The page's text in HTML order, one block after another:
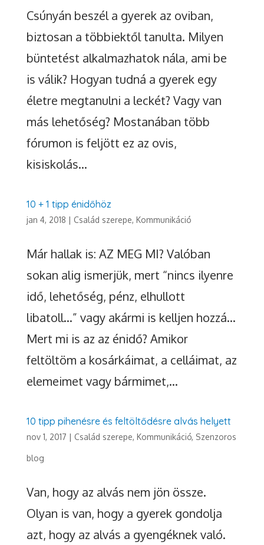
Csúnyán beszél a gyerek az oviban,
biztosan a többiektől tanulta. Milyen
büntetést alkalmazhatok nála, ami be
is válik? Hogyan tudná a gyerek egy
életre megtanulni a leckét? Vagy van
más lehetőség? Mostanában több
fórumon is feljött ez az ovis,
kisiskolás...
10 + 1 tipp énidőhöz
jan 4, 2018 | Család szerepe, Kommunikáció
Már hallak is: AZ MEG MI? Valóban
sokan alig ismerjük, mert “nincs ilyenre
idő, lehetőség, pénz, elhullott
libatoll…” vagy akármi is kelljen hozzá…
Mert mi is az az énidő? Amikor
feltöltöm a kosárkáimat, a celláimat, az
elemeimet vagy bármimet,...
10 tipp pihenésre és feltöltődésre alvás helyett
nov 1, 2017 | Család szerepe, Kommunikáció, Szenzoros
blog
Van, hogy az alvás nem jön össze.
Olyan is van, hogy a gyerek gondolja
azt, hogy az alvás a gyengéknek való.